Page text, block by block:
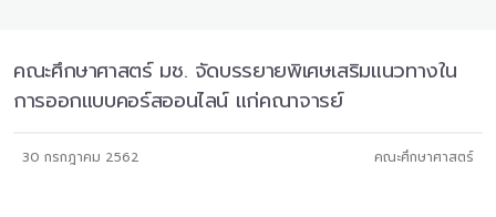
คณะศึกษาศาสตร์ มช. จัดบรรยายพิเศษเสริมแนวทางใน
การออกแบบคอร์สออนไลน์ แก่คณาจารย์
30 กรกฎาคม 2562 คณะศึกษาศาสตร์